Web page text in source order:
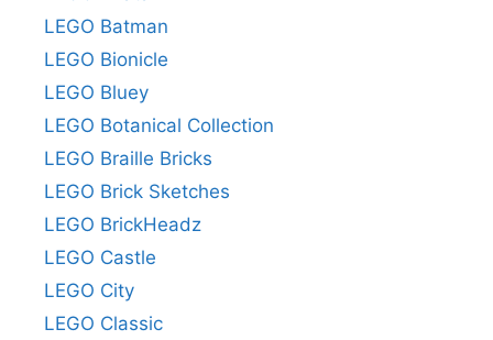
LEGO Batman
LEGO Bionicle
LEGO Bluey
LEGO Botanical Collection
LEGO Braille Bricks
LEGO Brick Sketches
LEGO BrickHeadz
LEGO Castle
LEGO City
LEGO Classic